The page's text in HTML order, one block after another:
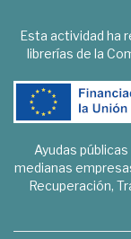
Esta actividad ha
librerías de la
Ayudas
medianas
Recuperación,